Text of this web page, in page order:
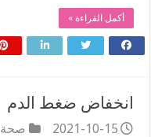
أكمل القراءة »
انخفاض ضغط الدم
2021-10-15 صحة